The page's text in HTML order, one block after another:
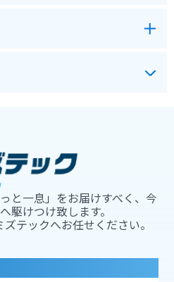
と一息」をお届けすべく、今
駆けつけ致します。
テックへお任せください。